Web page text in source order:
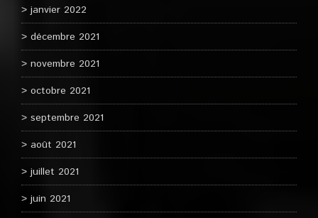
janvier 2022
décembre 2021
novembre 2021
octobre 2021
septembre 2021
août 2021
juillet 2021
juin 2021